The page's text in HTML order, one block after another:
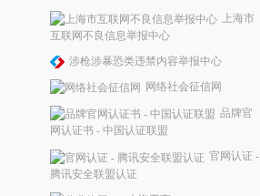
上海市
互联网不良信息举报中心
涉枪涉暴恐类违禁内容举报中心
网络社会征信网
品牌官
网认证书 - 中国认证联盟
官网认证 -
腾讯安全联盟认证